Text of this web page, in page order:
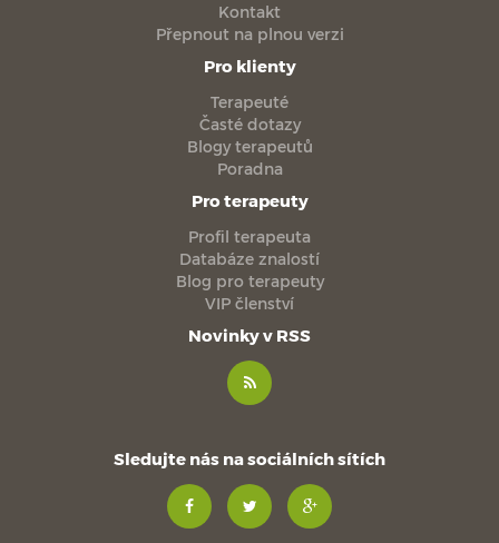
Kontakt
Přepnout na plnou verzi
Pro klienty
Terapeuté
Časté dotazy
Blogy terapeutů
Poradna
Pro terapeuty
Profil terapeuta
Databáze znalostí
Blog pro terapeuty
VIP členství
Novinky v RSS
Sledujte nás na sociálních sítích